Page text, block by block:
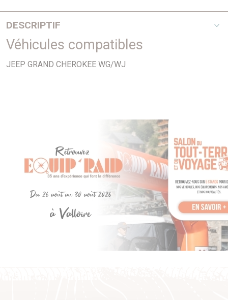
DESCRIPTIF
3.1 TD
Véhicules compatibles
JEEP GRAND CHEROKEE WG/WJ